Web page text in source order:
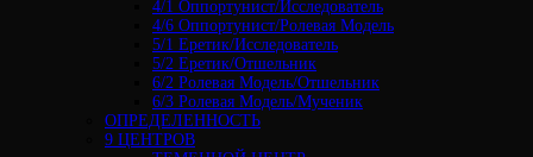
4/1 Оппортунист/Исследователь
4/6 Оппортунист/Ролевая Модель
5/1 Еретик/Исследователь
5/2 Еретик/Отшельник
6/2 Ролевая Модель/Отшельник
6/3 Ролевая Модель/Мученик
ОПРЕДЕЛЕННОСТЬ
9 ЦЕНТРОВ